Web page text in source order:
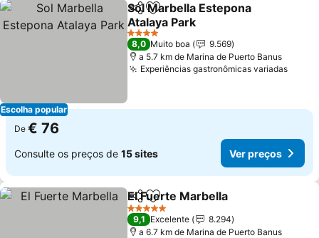
Escolha popular
PartilharAdicionar aos favoritos
Sol Marbella Estepona
Atalaya Park
Ver preços
4 Estrelas
8,0 Muito boa
9.569
a 5.7 km de Marina de Puerto Banus
Experiências gastronômicas variadasVer
De € 76
Consulte os preços de 15 sites Ver preços
PartilharAdicionar aos favoritos
El Fuerte Marbella
5 Estrelas
9,1 Excelente
8.294
a 6.7 km de Marina de Puerto Banus